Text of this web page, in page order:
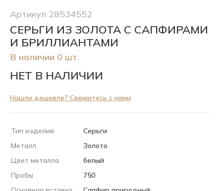
Артикул 28534552
СЕРЬГИ ИЗ ЗОЛОТА С САПФИРАМИ
И БРИЛЛИАНТАМИ
В наличии 0 шт.
НЕТ В НАЛИЧИИ
Нашли дешевле? Свяжитесь с нами
Тип изделия
Серьги
Металл
Золото
Цвет металла
белый
Пробы
750